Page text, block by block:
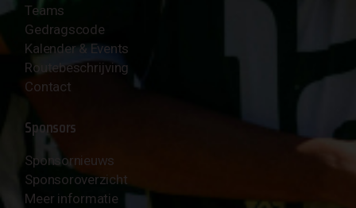
Teams
Gedragscode
Kalender & Events
Routebeschrijving
Contact
Sponsors
Sponsornieuws
Sponsoroverzicht
Meer informatie